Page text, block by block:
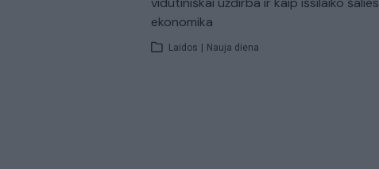
ekonomika
Laidos | Nauja diena